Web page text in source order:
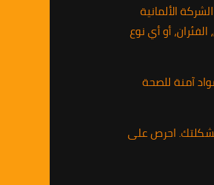
الألمانية
أو أي نوع
آمنة للصحة
فورية وحلول فعالة لمشكلتك. احرص على